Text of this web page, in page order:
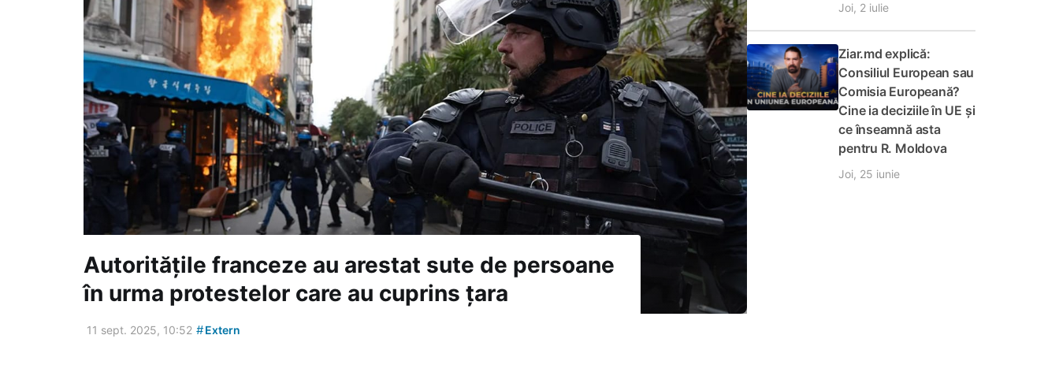
Autoritățile franceze au arestat sute de persoane
în urma protestelor care au cuprins țara
11 sept. 2025, 10:52 #Extern
Joi, 2 iulie
Ziar.md explică:
Consiliul European sau
Comisia Europeană?
Cine ia deciziile în UE și
ce înseamnă asta
pentru R. Moldova
Joi, 25 iunie